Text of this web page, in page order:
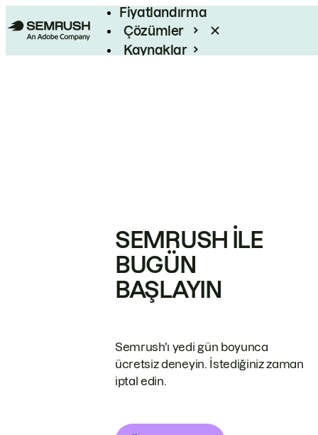
Fiyatlandırma
Çözümler
Kaynaklar
SEMRUSH ILE
BUGÜN
BAŞLAYIN
Semrush'ı yedi gün boyunca
ücretsiz deneyin. İstediğiniz zaman
iptal edin.